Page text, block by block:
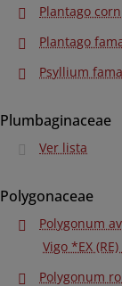
Plantago
Plantago
Psyllium
Plumbaginaceae
Ver lista
Polygonaceae
Polygonum
Vigo *EX
Polygonum